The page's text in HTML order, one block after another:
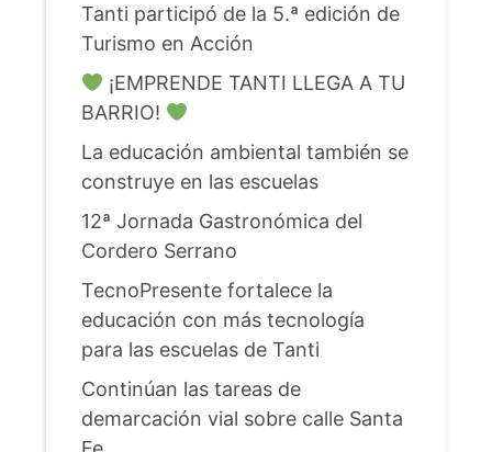
Tanti participó de la 5.ª edición de
Turismo en Acción
¡EMPRENDE TANTI LLEGA A TU
BARRIO!
La educación ambiental también se
construye en las escuelas
12ª Jornada Gastronómica del
Cordero Serrano
TecnoPresente fortalece la
educación con más tecnología
para las escuelas de Tanti
Continúan las tareas de
demarcación vial sobre calle Santa